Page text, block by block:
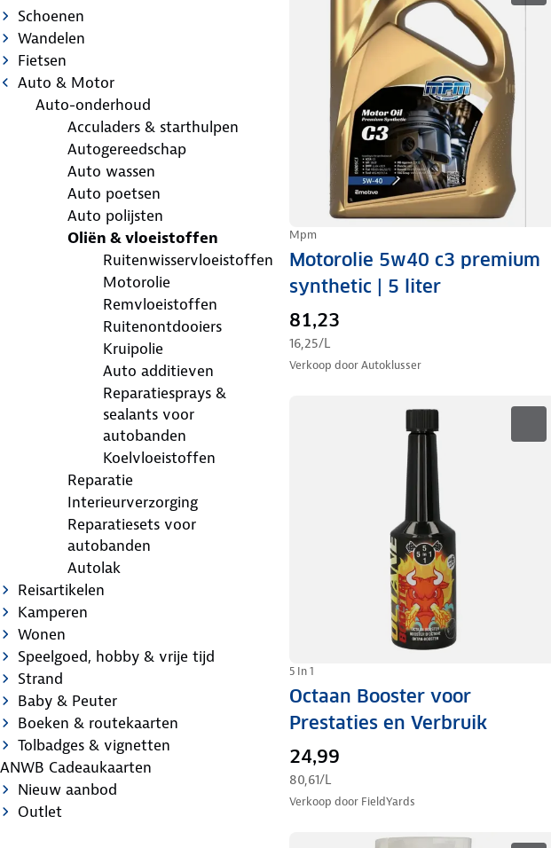
Schoenen
Wandelen
Fietsen
Auto & Motor
Auto-onderhoud
Acculaders & starthulpen
Autogereedschap
Auto wassen
Auto poetsen
Auto polijsten
Oliën & vloeistoffen
Ruitenwisservloeistoffen
Motorolie
Remvloeistoffen
Ruitenontdooiers
Kruipolie
Auto additieven
Reparatiesprays &
sealants voor
autobanden
Koelvloeistoffen
Reparatie
Interieurverzorging
Reparatiesets voor
autobanden
Autolak
Reisartikelen
Kamperen
Wonen
Speelgoed, hobby & vrije tijd
Strand
Baby & Peuter
Boeken & routekaarten
Tolbadges & vignetten
ANWB Cadeaukaarten
Nieuw aanbod
Outlet
Mpm
Motorolie 5w40 c3 premium
synthetic | 5 liter
81,23
16,25/L
Verkoop doorAutoklusser
5 In 1
Octaan Booster voor
Prestaties en Verbruik
24,99
80,61/L
Verkoop door FieldYards